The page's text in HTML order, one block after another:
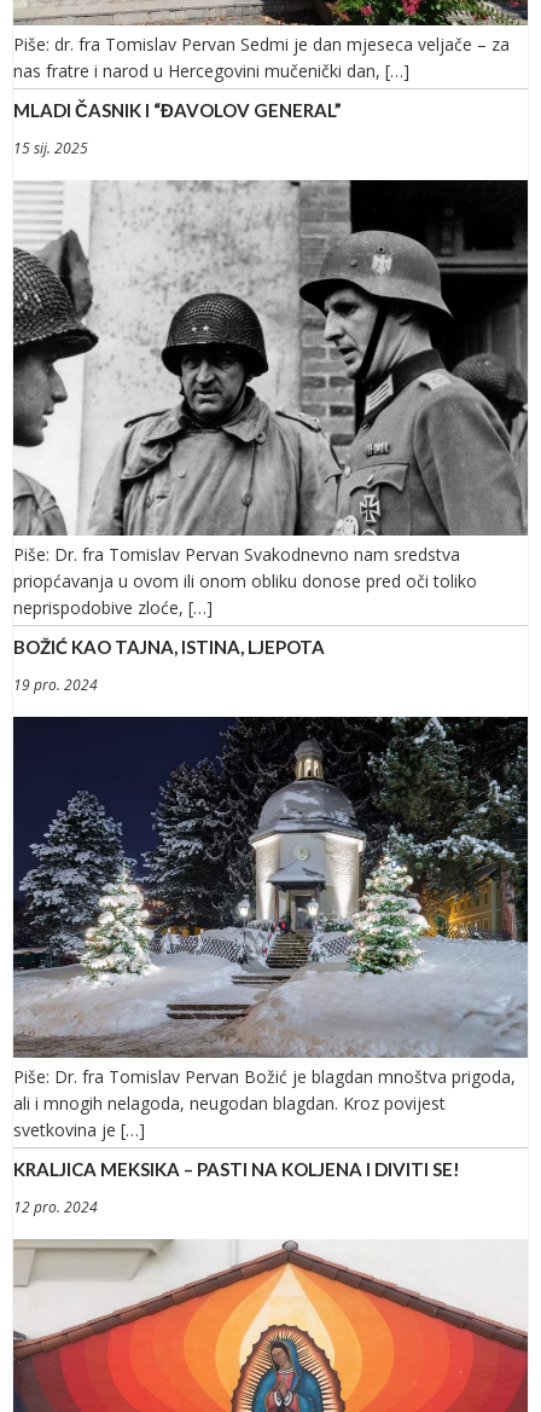
Piše: dr. fra Tomislav Pervan Sedmi je dan mjeseca veljače – za
nas fratre i narod u Hercegovini mučenički dan, […]
MLADI ČASNIK I “ĐAVOLOV GENERAL”
15 sij. 2025
Piše: Dr. fra Tomislav Pervan Svakodnevno nam sredstva
priopćavanja u ovom ili onom obliku donose pred oči toliko
neprispodobive zloće, […]
BOŽIĆ KAO TAJNA, ISTINA, LJEPOTA
19 pro. 2024
Piše: Dr. fra Tomislav Pervan Božić je blagdan mnoštva prigoda,
ali i mnogih nelagoda, neugodan blagdan. Kroz povijest
svetkovina je […]
KRALJICA MEKSIKA – PASTI NA KOLJENA I DIVITI SE!
12 pro. 2024